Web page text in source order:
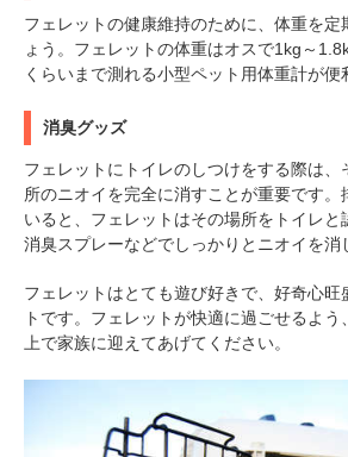
フェレットの健康維持のために、体重を定
ょう。フェレットの体重はオスで1kg～
くらいまで測れる小型ペット用体重計が便
消臭グッズ
フェレットにトイレのしつけをする際は
所のニオイを完全に消すことが重要です。
いると、フェレットはその場所をトイレと
消臭スプレーなどでしっかりとニオイを消
フェレットはとても遊び好きで、好奇心旺
トです。フェレットが快適に過ごせるよ
上で家族に迎えてあげてください。